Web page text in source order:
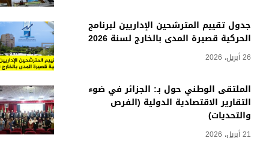
جدول تقييم المترشحين الإداريين لبرنامج
الحركية قصيرة المدى بالخارج لسنة 2026
26 أبريل، 2026
الملتقى الوطني حول بـ: الجزائر في ضوء
التقارير الاقتصادية الدولية (الفرص
والتحديات)
21 أبريل، 2026